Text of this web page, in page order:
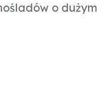
o dużym